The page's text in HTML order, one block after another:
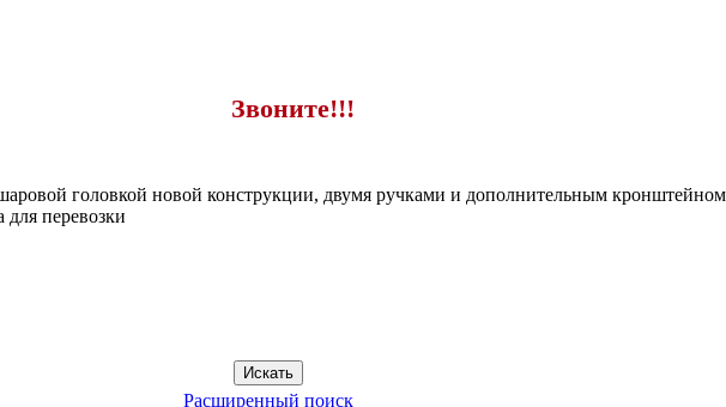
Звоните!!!
головкой новой конструкции, двумя ручками и дополнительным кронштейном
перевозки
Расширенный поиск